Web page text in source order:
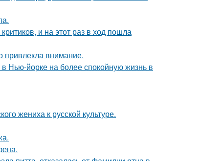
и на этот раз в ход пошла
привлекла внимание.
Нью-йорке на более спокойную жизнь в
жениха к русской культуре.